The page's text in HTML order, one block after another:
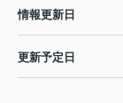
情報更新日
更新予定日